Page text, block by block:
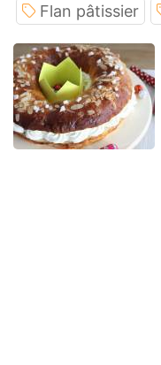
Flan pâtissier